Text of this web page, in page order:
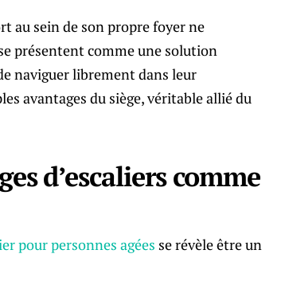
au sein de son propre foyer ne
présentent comme une solution
naviguer librement dans leur
avantages du siège, véritable allié du
d’escaliers comme
pour personnes agées se révèle être un